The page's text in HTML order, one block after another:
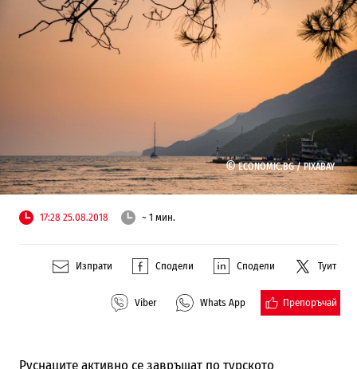
©ECONOMIC.BG /PIXABAY
17:28 25.08.2018 ~ 1 мин.
Изпрати Сподели Сподели Туит
Viber Whats App Препоръчай
Руснаците активно се завръщат по турското